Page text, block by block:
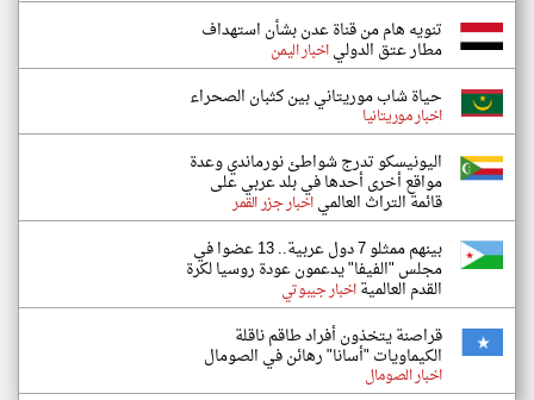
تنويه هام من قناة عدن بشأن استهداف
مطار عتق الدولياخبار اليمن
حياة شاب موريتاني بين كثبان الصحراء
اخبار موريتانيا
اليونيسكو تدرج شواطئ نورماندي وعدة
مواقع أخرى أحدها في بلد عربي على
قائمة التراث العالمياخبار جزر القمر
بينهم ممثلو 7 دول عربية.. 13 عضوا في
مجلس "الفيفا" يدعمون عودة روسيا لكرة
القدم العالميةاخبار جيبوتي
قراصنة يتخذون أفراد طاقم ناقلة
الكيماويات "أسانا" رهائن في الصومال
اخبار الصومال